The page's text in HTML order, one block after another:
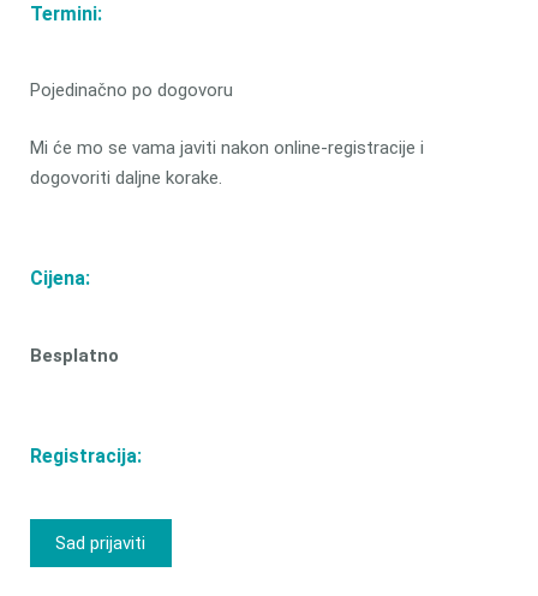
Termini:
Pojedinačno po dogovoru
Mi će mo se vama javiti nakon online-registracije i
dogovoriti daljne korake.
Cijena:
Besplatno
Registracija:
Sad prijaviti